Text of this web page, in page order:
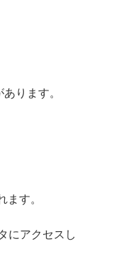
ります。
す。
にアクセスし